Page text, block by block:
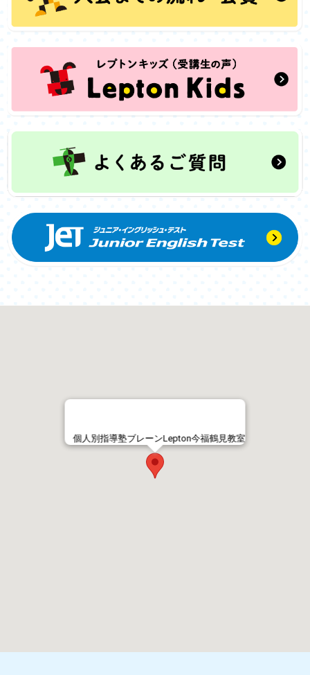
個人別指導塾ブレーンLepton今福鶴見教室